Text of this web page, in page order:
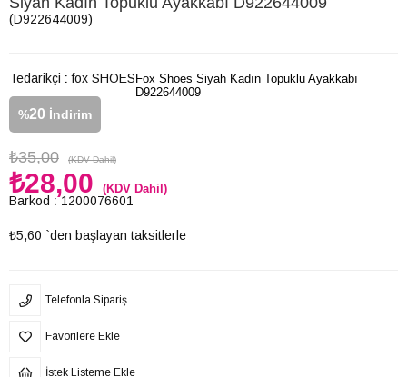
(D922644009)
Tedarikçi : fox SHOES
%20 İndirim
₺35,00 (KDV Dahil)
₺28,00 (KDV Dahil)
Barkod : 1200076601
₺5,60 `den başlayan taksitlerle
Fox Shoes Siyah Kadın Topuklu Ayakkabı
D922644009
Telefonla Sipariş
Favorilere Ekle
İstek Listeme Ekle